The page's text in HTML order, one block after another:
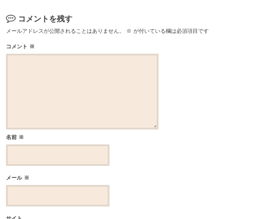
コメントを残す
メールアドレスが公開されることはありません。 ※ が付いている欄は必須項目です
コメント ※
名前 ※
メール ※